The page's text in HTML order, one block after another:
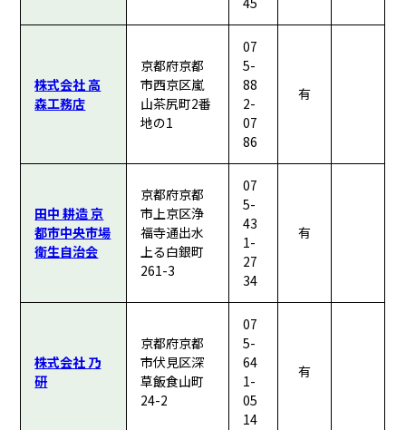
株式会社 高
森工務店
京都府京都
市西京区嵐
山茶尻町2番
地の1
07
5-
88
2-
07
86
有
田中 耕造 京
都市中央市場
衛生自治会
京都府京都
市上京区浄
福寺通出水
上る白銀町
261-3
07
5-
43
1-
27
34
有
株式会社 乃
研
京都府京都
市伏見区深
草飯食山町
24-2
07
5-
64
1-
05
14
有